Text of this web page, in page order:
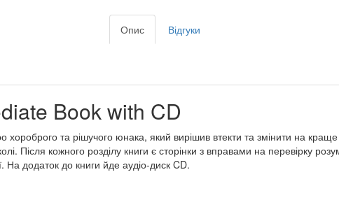
Опис Відгуки
Book with CD
та рішучого юнака, який вирішив втекти та змінити на
Після кожного розділу книги є сторінки з вправами на перевірку
На додаток до книги йде аудіо-диск CD.